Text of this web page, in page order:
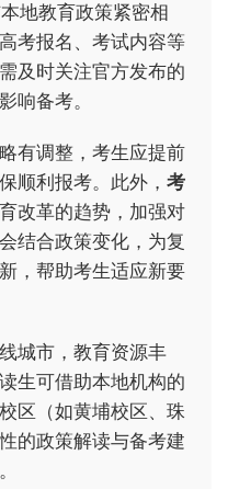
地教育政策紧密相
考报名、考试内容等
及时关注官方发布的
响备考。
有调整，考生应提前
顺利报考。此外， 考
改革的趋势，加强对
结合政策变化，为复
，帮助考生适应新要
城市，教育资源丰
生可借助本地机构的
区（如黄埔校区、珠
的政策解读与备考建